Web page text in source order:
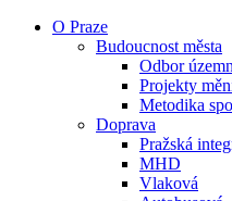
O Praze
Budoucnost města
Odbor
Projekty
Metodika
Doprava
Pražská
MHD
Vlaková